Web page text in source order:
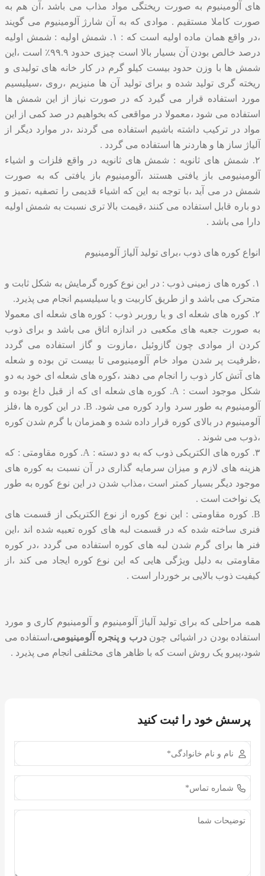
های آلومینیوم به صورت ریختگی مواد مذاب می باشد ،آن هم به
صورت کاملا مستقیم . موادی که به آن شارژ آلومینیوم می گویند
،در واقع همان ماده اولیه است که : ۱. شمش اولیه : شمش اولیه
درصد خالص بودن آن بسیار بالا است چیزی حدود ۹۹.۹٪ است ،این
شمش ها با وزن حدود بیست کیلو گرم در کار خانه های تولیدی و
ریخته گری تولید شده و برای تولید آن ها منیزیم ،روی ،سیلیسیم
مورد استفاده قرار می گیرد که در صورت نیاز از این شمش ها
استفاده می شود ،معمولا در مواقعی که بخواهیم در صد کمی از این
مواد در ترکیب داشته باشیم استفاده می گردند ،در موارد دیگر از
آلیاژ ساز ها و هاردنر ها استفاده می گردد .
۲. شمش های ثانویه : شمش های ثانویه در واقع فلزات و اشیاء
آلومینیومی باز یافتی هستند ،آلومینیوم باز یافتی که به صورت
شمش در می آید ،با توجه به این که اشیاء قدیمی را تصفیه ،تمیز و
دو باره قابل استفاده می کنند ،قیمت بالا تری نسبت به شمش اولیه
دارا می باشد .
انواع کوره های ذوب ،برای تولید آلیاژ آلومینیوم
۱. کوره های زمینی ذوب : در این نوع کوره گرمایش به شکل ثابت و
متحرک می باشد و از طریق کاربیت و یا سیلیسیم انجام می پذیرد.
۲. کوره های شعله ای و یا روربر ذوب : کوره های شعله ای معمولا
به صورت جعبه های مکعبی در اندازه اتاق می باشد و برای ذوب
کردن از موادی چون گازوئیل ،مازوت و گاز استفاده می گردد
،ظرفیت پر شدن مواد خام آلومینیومی تا بیست تن بوده و شعله
های آتش کار ذوب را انجام می دهند ،کوره های شعله ای خود به دو
شکل موجود است : A. کوره های شعله ای که از قبل داغ بوده و
آلومینیوم به طور سرد وارد کوره می شود. B. در این کوره ها ،فلز
آلومینیوم در بالای کوره قرار داده شده و همزمان با گرم شدن کوره
،ذوب می شوند .
۳. کوره های الکتریکی ذوب که به دو دسته : A. کوره مقاومتی : که
هزینه های لازم و میزان سرمایه گذاری در آن نسبت به کوره های
موجود دیگر بسیار کمتر است ،مذاب شدن در این نوع کوره به طور
یک نواخت است .
B. کوره مقاومتی : این نوع کوره از نوع الکتریکی از قسمت های
فنری ساخته شده که در قسمت لبه های کوره تعبیه شده اند ،این
فنر ها برای گرم شدن لبه های کوره استفاده می گردد ،در کوره
مقاومتی به دلیل ویژگی هایی که این نوع کوره ایجاد می کند ،از
کیفیت ذوب بالایی بر خوردار است .
همه مراحلی که برای تولید آلیاژ آلومینیوم و آلومینیوم کاری و مورد
استفاده بودن در اشیائی چوندرب و پنجره آلومینیومی،استفاده می
شود،پیرو یک روش است که با ظاهر های مختلفی انجام می پذیرد .
پرسش خود را ثبت کنید